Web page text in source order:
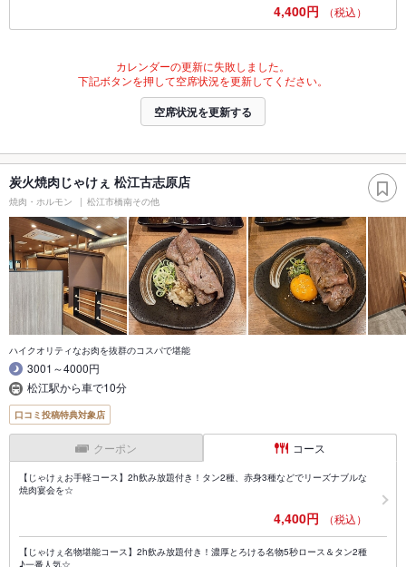
4,400円 （税込）
カレンダーの更新に失敗しました。
下記ボタンを押して空席状況を更新してください。
空席状況を更新する
炭火焼肉じゃけぇ 松江古志原店
焼肉・ホルモン 松江市橋南その他
ハイクオリティなお肉を抜群のコスパで堪能
3001～4000円
松江駅から車で10分
口コミ投稿特典対象店
クーポン コース
【じゃけぇお手軽コース】2h飲み放題付き！タン2種、赤身3種などでリーズナブルな
焼肉宴会を☆
4,400円 （税込）
【じゃけぇ名物堪能コース】2h飲み放題付き！濃厚とろける名物5秒ロース＆タン2種
♪一番人気☆